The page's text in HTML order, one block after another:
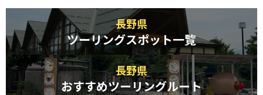
長野県
ツーリングスポット一覧
長野県
おすすめツーリングルート